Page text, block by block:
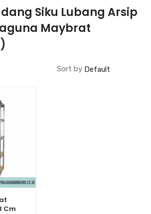
Siku Lubang Arsip
Maybrat
Sort by
Cm